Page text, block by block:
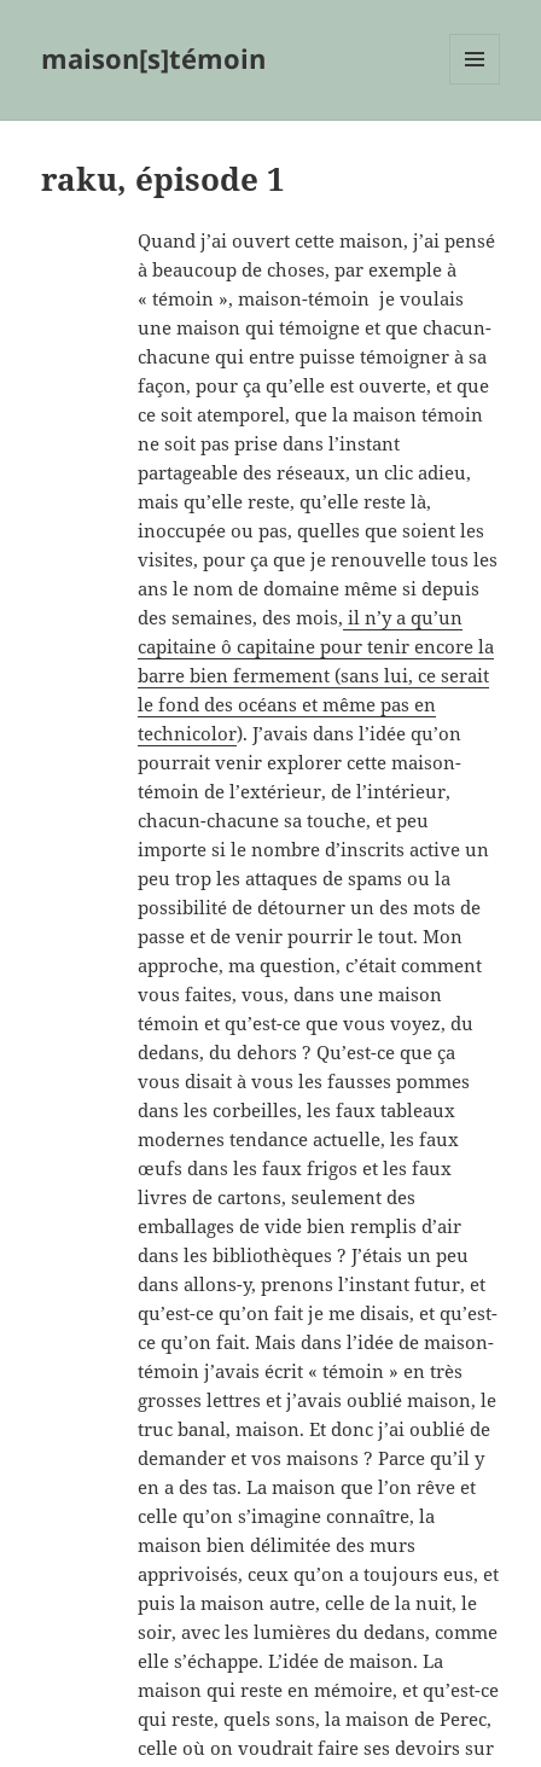
maison[s]témoin
raku, épisode 1
Quand j’ai ouvert cette maison, j’ai pensé
à beaucoup de choses, par exemple à
« témoin », maison-témoin je voulais
une maison qui témoigne et que chacun-
chacune qui entre puisse témoigner à sa
façon, pour ça qu’elle est ouverte, et que
ce soit atemporel, que la maison témoin
ne soit pas prise dans l’instant
partageable des réseaux, un clic adieu,
mais qu’elle reste, qu’elle reste là,
inoccupée ou pas, quelles que soient les
visites, pour ça que je renouvelle tous les
ans le nom de domaine même si depuis
des semaines, des mois, il n’y a qu’un
capitaine ô capitaine pour tenir encore la
barre bien fermement (sans lui, ce serait
le fond des océans et même pas en
technicolor). J’avais dans l’idée qu’on
pourrait venir explorer cette maison-
témoin de l’extérieur, de l’intérieur,
chacun-chacune sa touche, et peu
importe si le nombre d’inscrits active un
peu trop les attaques de spams ou la
possibilité de détourner un des mots de
passe et de venir pourrir le tout. Mon
approche, ma question, c’était comment
vous faites, vous, dans une maison
témoin et qu’est-ce que vous voyez, du
dedans, du dehors ? Qu’est-ce que ça
vous disait à vous les fausses pommes
dans les corbeilles, les faux tableaux
modernes tendance actuelle, les faux
œufs dans les faux frigos et les faux
livres de cartons, seulement des
emballages de vide bien remplis d’air
dans les bibliothèques ? J’étais un peu
dans allons-y, prenons l’instant futur, et
qu’est-ce qu’on fait je me disais, et qu’est-
ce qu’on fait. Mais dans l’idée de maison-
témoin j’avais écrit « témoin » en très
grosses lettres et j’avais oublié maison, le
truc banal, maison. Et donc j’ai oublié de
demander et vos maisons ? Parce qu’il y
en a des tas. La maison que l’on rêve et
celle qu’on s’imagine connaître, la
maison bien délimitée des murs
apprivoisés, ceux qu’on a toujours eus, et
puis la maison autre, celle de la nuit, le
soir, avec les lumières du dedans, comme
elle s’échappe. L’idée de maison. La
maison qui reste en mémoire, et qu’est-ce
qui reste, quels sons, la maison de Perec,
celle où on voudrait faire ses devoirs sur